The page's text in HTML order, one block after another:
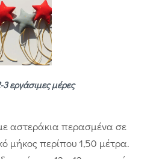
εργάσιμες μέρες
αστεράκια περασμένα σε
μήκος περίπου 1,50 μέτρα.